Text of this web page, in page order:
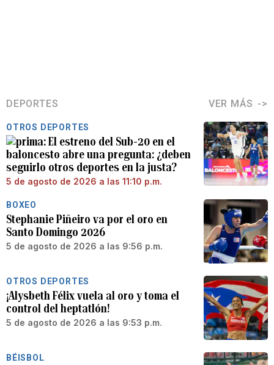
DEPORTES VER MÁS
OTROS DEPORTES
El estreno del Sub-20 en el
baloncesto abre una pregunta: ¿deben
seguirlo otros deportes en la justa?
5 de agosto de 2026 a las 11:10 p.m.
BOXEO
Stephanie Piñeiro va por el oro en
Santo Domingo 2026
5 de agosto de 2026 a las 9:56 p.m.
OTROS DEPORTES
¡Alysbeth Félix vuela al oro y toma el
control del heptatlón!
5 de agosto de 2026 a las 9:53 p.m.
BÉISBOL